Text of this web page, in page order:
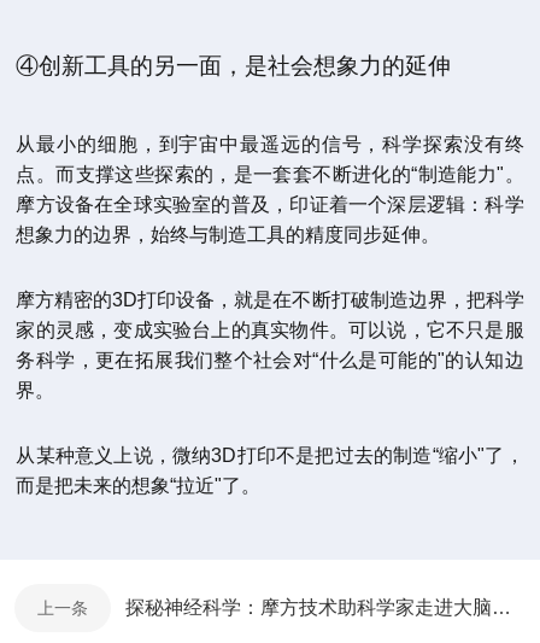
④创新工具的另一面，是社会想象力的延伸
从最小的细胞，到宇宙中最遥远的信号，科学探索没有终
点。而支撑这些探索的，是一套套不断进化的“制造能力"。
摩方设备在全球实验室的普及，印证着一个深层逻辑：科学
想象力的边界，始终与制造工具的精度同步延伸。
摩方精密的3D打印设备，就是在不断打破制造边界，把科学
家的灵感，变成实验台上的真实物件。可以说，它不只是服
务科学，更在拓展我们整个社会对“什么是可能的"的认知边
界。
从某种意义上说，微纳3D打印不是把过去的制造“缩小"了，
而是把未来的想象“拉近"了。
上一条 探秘神经科学：摩方技术助科学家走进大脑深处